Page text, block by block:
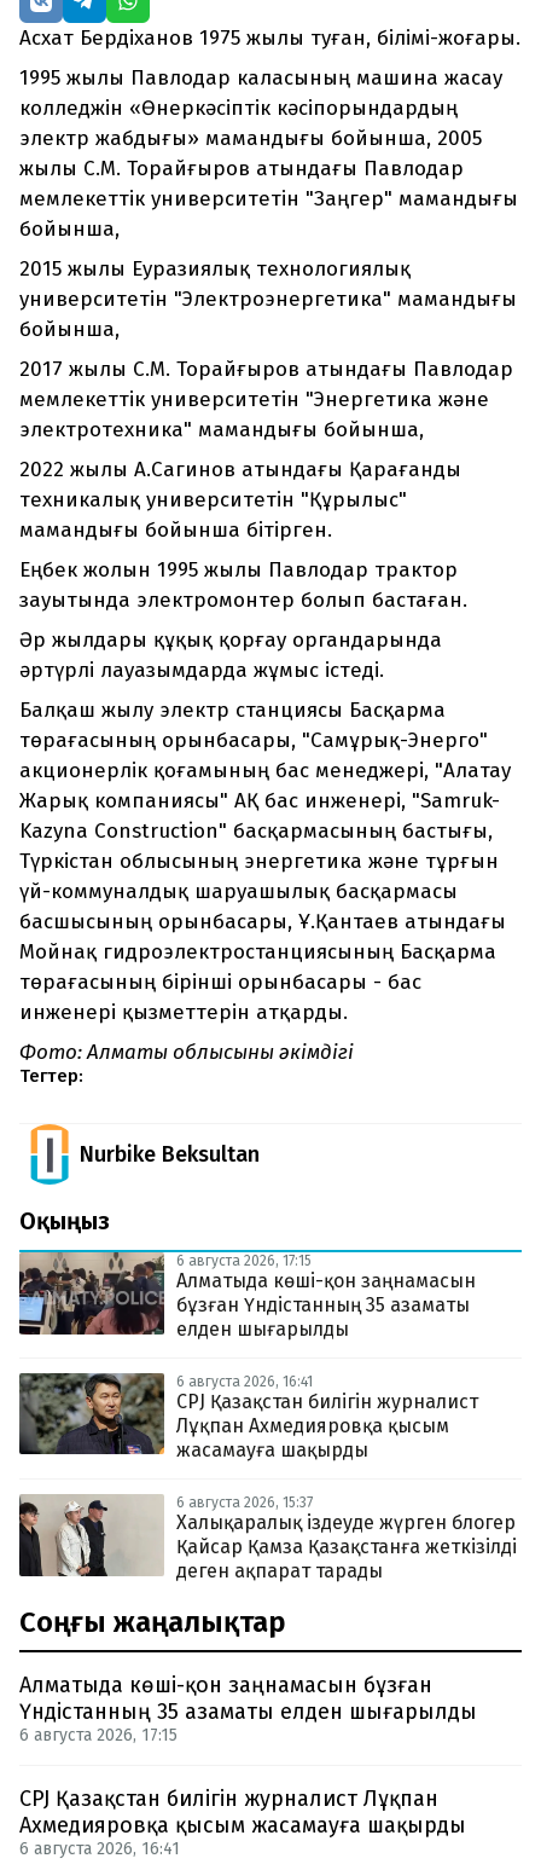
Асхат Бердіханов 1975 жылы туған, білімі-жоғары.
1995 жылы Павлодар каласының машина жасау
колледжін «Өнеркәсіптік кәсіпорындардың
электр жабдығы» мамандығы бойынша, 2005
жылы С.М. Торайғыров атындағы Павлодар
мемлекеттік университетін "Заңгер" мамандығы
бойынша,
2015 жылы Еуразиялық технологиялық
университетін "Электроэнергетика" мамандығы
бойынша,
2017 жылы С.М. Торайғыров атындағы Павлодар
мемлекеттік университетін "Энергетика және
электротехника" мамандығы бойынша,
2022 жылы А.Сагинов атындағы Қарағанды
техникалық университетін "Құрылыс"
мамандығы бойынша бітірген.
Еңбек жолын 1995 жылы Павлодар трактор
зауытында электромонтер болып бастаған.
Әр жылдары құқық қорғау органдарында
әртүрлі лауазымдарда жұмыс істеді.
Балқаш жылу электр станциясы Басқарма
төрағасының орынбасары, "Самұрық-Энерго"
акционерлік қоғамының бас менеджері, "Алатау
Жарық компаниясы" АҚ бас инженері, "Samruk-
Kazyna Construction" басқармасының бастығы,
Түркістан облысының энергетика және тұрғын
үй-коммуналдық шаруашылық басқармасы
басшысының орынбасары, Ұ.Қантаев атындағы
Мойнақ гидроэлектростанциясының Басқарма
төрағасының бірінші орынбасары - бас
инженері қызметтерін атқарды.
Фото: Алматы облысының әкімдігі
Тегтер:
Nurbike Beksultan
Оқыңыз
6 августа 2026, 17:15
Алматыда көші-қон заңнамасын
бұзған Үндістанның 35 азаматы
елден шығарылды
6 августа 2026, 16:41
CPJ Қазақстан билігін журналист
Лұқпан Ахмедияровқа қысым
жасамауға шақырды
6 августа 2026, 15:37
Халықаралық іздеуде жүрген блогер
Қайсар Қамза Қазақстанға жеткізілді
деген ақпарат тарады
Соңғы жаңалықтар
Алматыда көші-қон заңнамасын бұзған
Үндістанның 35 азаматы елден шығарылды
6 августа 2026, 17:15
CPJ Қазақстан билігін журналист Лұқпан
Ахмедияровқа қысым жасамауға шақырды
6 августа 2026, 16:41